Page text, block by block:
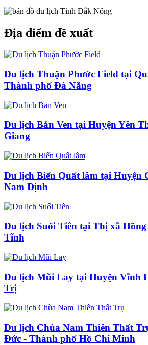
Địa điểm đề xuất
Du lịch Thuận Phước Field tại
Thành phố Đà Nẵng
Du lịch Bản Ven tại Huyện Yên
Giang
Du lịch Biển Quất lâm tại Huyện
Nam Định
Du lịch Suối Tiên tại Thị xã
Tĩnh
Du lịch Mũi Lay tại Huyện Vĩnh
Trị
Du lịch Chùa Nam Thiên Thất
Đức - Thành phố Hồ Chí Minh